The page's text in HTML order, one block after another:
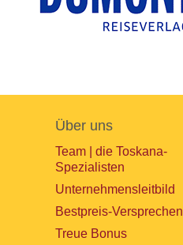
Über uns
Team | die Toskana-
Spezialisten
Unternehmensleitbild
Bestpreis-Versprechen
Treue Bonus